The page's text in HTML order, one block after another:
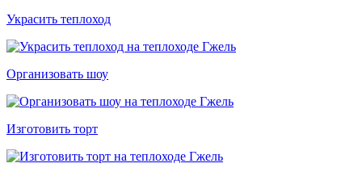
Украсить теплоход
Организовать шоу
Изготовить торт